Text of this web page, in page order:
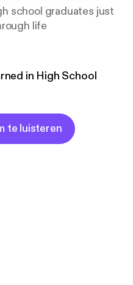
school graduates just
life
in High School
te luisteren